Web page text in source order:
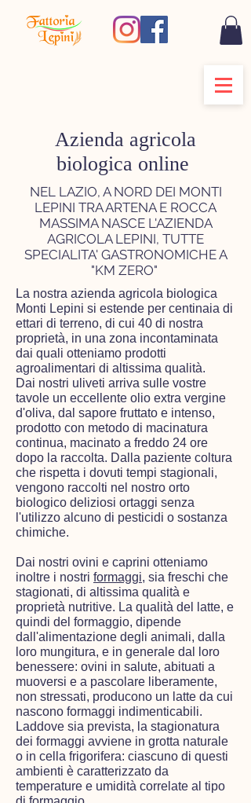
Azienda agricola
biologica online
NEL LAZIO, A NORD DEI MONTI
LEPINI TRA ARTENA E ROCCA
MASSIMA NASCE L'AZIENDA
AGRICOLA LEPINI, TUTTE
SPECIALITA' GASTRONOMICHE A
"KM ZERO"
La nostra azienda agricola biologica
Monti Lepini si estende per centinaia di
ettari di terreno, di cui 40 di nostra
proprietà, in una zona incontaminata
dai quali otteniamo prodotti
agroalimentari di altissima qualità.
Dai nostri uliveti arriva sulle vostre
tavole un eccellente olio extra vergine
d'oliva, dal sapore fruttato e intenso,
prodotto con metodo di macinatura
continua, macinato a freddo 24 ore
dopo la raccolta. Dalla paziente coltura
che rispetta i dovuti tempi stagionali,
vengono raccolti nel nostro orto
biologico deliziosi ortaggi senza
l'utilizzo alcuno di pesticidi o sostanza
chimiche.
Dai nostri ovini e caprini otteniamo
inoltre i nostri formaggi, sia freschi che
stagionati, di altissima qualità e
proprietà nutritive. La qualità del latte, e
quindi del formaggio, dipende
dall'alimentazione degli animali, dalla
loro mungitura, e in generale dal loro
benessere: ovini in salute, abituati a
muoversi e a pascolare liberamente,
non stressati, producono un latte da cui
nascono formaggi indimenticabili.
Laddove sia prevista, la stagionatura
dei formaggi avviene in grotta naturale
o in cella frigorifera: ciascuno di questi
ambienti è caratterizzato da
temperature e umidità correlate al tipo